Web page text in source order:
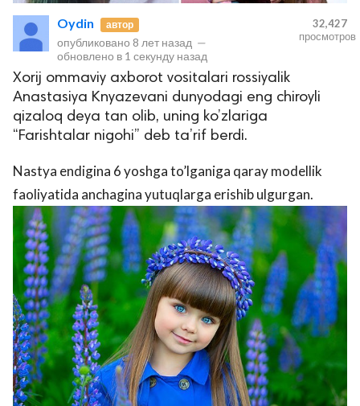
защищены.
Oydin автор
опубликовано 8 лет назад —
обновлено в 1 секунду назад
32,427
просмотров
Xorij ommaviy axborot vositalari rossiyalik
Anastasiya Knyazevani dunyodagi eng chiroyli
qizaloq deya tan olib, uning ko’zlariga
“Farishtalar nigohi” deb ta’rif berdi.
Nastya endigina 6 yoshga to’lganiga qaray modellik
faoliyatida anchagina yutuqlarga erishib ulgurgan.